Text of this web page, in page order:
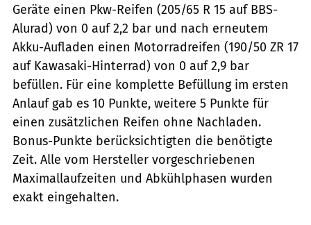
Geräte einen Pkw-Reifen (205/65 R 15 auf BBS-
Alurad) von 0 auf 2,2 bar und nach erneutem
Akku-Aufladen einen Motorradreifen (190/50 ZR 17
auf Kawasaki-Hinterrad) von 0 auf 2,9 bar
befüllen. Für eine komplette Befüllung im ersten
Anlauf gab es 10 Punkte, weitere 5 Punkte für
einen zusätzlichen Reifen ohne Nachladen.
Bonus-Punkte berücksichtigten die benötigte
Zeit. Alle vom Hersteller vorgeschriebenen
Maximallaufzeiten und Abkühlphasen wurden
exakt eingehalten.